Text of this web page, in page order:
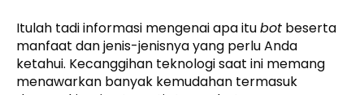
Itulah tadi informasi mengenai apa itubot beserta
manfaat dan jenis-jenisnya yang perlu Anda
ketahui. Kecanggihan teknologi saat ini memang
menawarkan banyak kemudahan termasuk